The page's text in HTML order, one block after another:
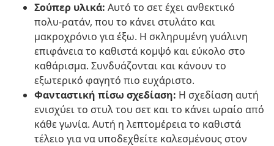
Σούπερ υλικά: Αυτό το σετ έχει ανθεκτικό
πολυ-ρατάν, που το κάνει στυλάτο και
μακροχρόνιο για έξω. Η σκληρυμένη γυάλινη
επιφάνεια το καθιστά κομψό και εύκολο στο
καθάρισμα. Συνδυάζονται και κάνουν το
εξωτερικό φαγητό πιο ευχάριστο.
Φανταστική πίσω σχεδίαση: Η σχεδίαση αυτή
ενισχύει το στυλ του σετ και το κάνει ωραίο από
κάθε γωνία. Αυτή η λεπτομέρεια το καθιστά
τέλειο για να υποδεχθείτε καλεσμένους στον